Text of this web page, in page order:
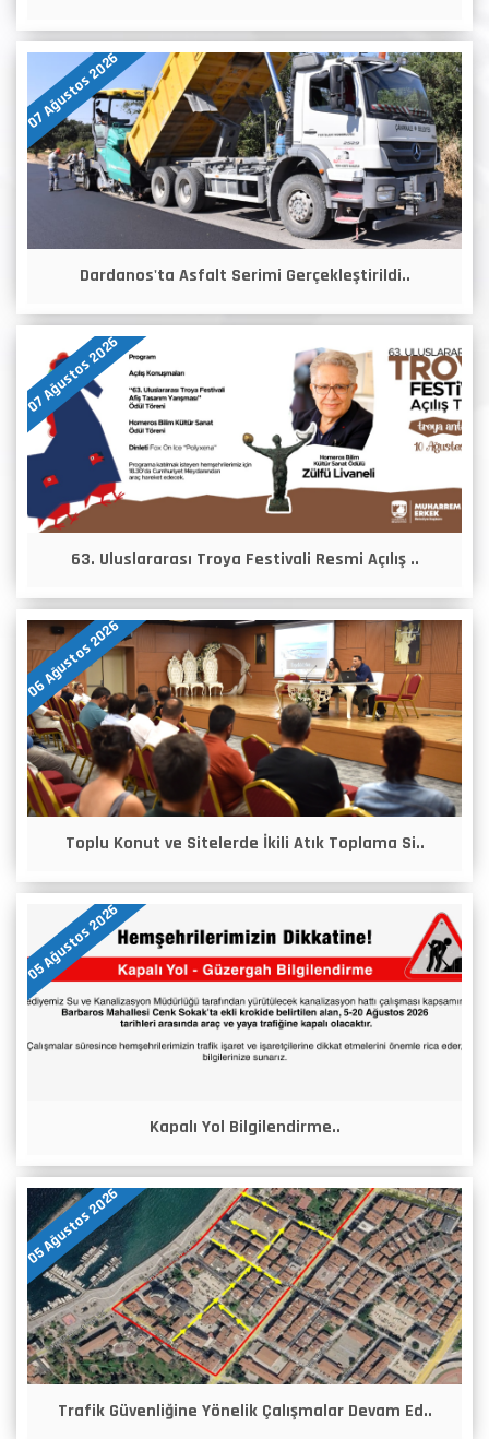
07 Ağustos 2026
Dardanos'ta Asfalt Serimi Gerçekleştirildi..
07 Ağustos 2026
63. Uluslararası Troya Festivali Resmi Açılış ..
06 Ağustos 2026
Toplu Konut ve Sitelerde İkili Atık Toplama Si..
05 Ağustos 2026
Kapalı Yol Bilgilendirme..
05 Ağustos 2026
Trafik Güvenliğine Yönelik Çalışmalar Devam Ed..